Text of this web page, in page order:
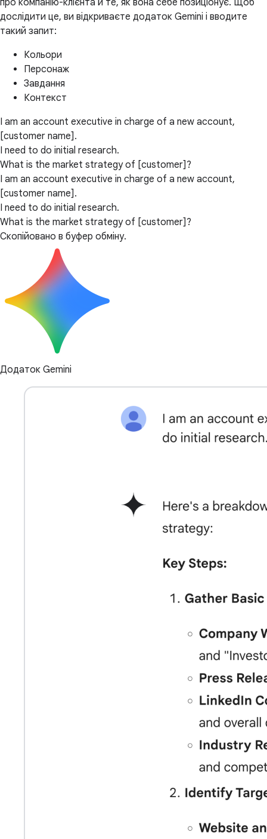
про компанію-клієнта й те, як вона себе позиціонує. Щоб
дослідити це, ви відкриваєте додаток Gemini і вводите
такий запит:
Кольори
Персонаж
Завдання
Контекст
I am an account executive in charge of a new account,
[customer name].
I need to do initial research.
What is the market strategy of [customer]?
I am an account executive in charge of a new account,
[customer name].
I need to do initial research.
What is the market strategy of [customer]?
Скопійовано в буфер обміну.
Додаток Gemini